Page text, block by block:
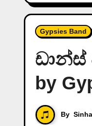
Gypsies Band
ඩාන්ස්
by
By